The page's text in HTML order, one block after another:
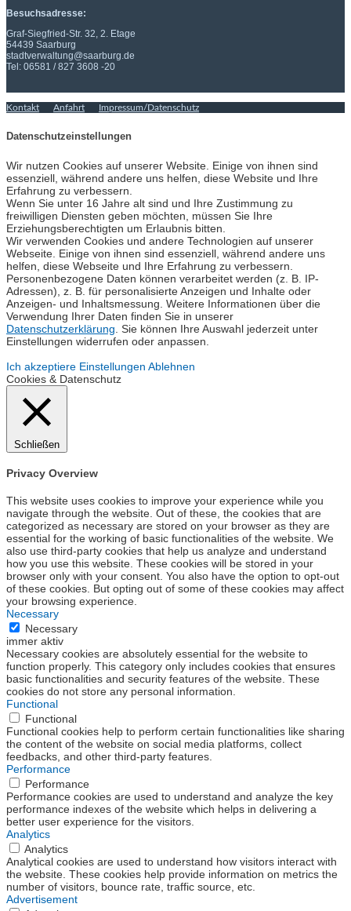
Besuchsadresse:
Graf-Siegfried-Str. 32, 2. Etage
54439 Saarburg
stadtverwaltung@saarburg.de
Tel: 06581 / 827 3608 -20
Kontakt Anfahrt Impressum/Datenschutz
Datenschutzeinstellungen
Wir nutzen Cookies auf unserer Website. Einige von ihnen sind
essenziell, während andere uns helfen, diese Website und Ihre
Erfahrung zu verbessern.
Wenn Sie unter 16 Jahre alt sind und Ihre Zustimmung zu
freiwilligen Diensten geben möchten, müssen Sie Ihre
Erziehungsberechtigten um Erlaubnis bitten.
Wir verwenden Cookies und andere Technologien auf unserer
Webseite. Einige von ihnen sind essenziell, während andere uns
helfen, diese Webseite und Ihre Erfahrung zu verbessern.
Personenbezogene Daten können verarbeitet werden (z. B. IP-
Adressen), z. B. für personalisierte Anzeigen und Inhalte oder
Anzeigen- und Inhaltsmessung. Weitere Informationen über die
Verwendung Ihrer Daten finden Sie in unserer
Datenschutzerklärung . Sie können Ihre Auswahl jederzeit unter
Einstellungen widerrufen oder anpassen.
Ich akzeptiere Einstellungen Ablehnen
Cookies & Datenschutz
Schließen
Privacy Overview
This website uses cookies to improve your experience while you
navigate through the website. Out of these, the cookies that are
categorized as necessary are stored on your browser as they are
essential for the working of basic functionalities of the website. We
also use third-party cookies that help us analyze and understand
how you use this website. These cookies will be stored in your
browser only with your consent. You also have the option to opt-out
of these cookies. But opting out of some of these cookies may affect
your browsing experience.
Necessary
Necessary
immer aktiv
Necessary cookies are absolutely essential for the website to
function properly. This category only includes cookies that ensures
basic functionalities and security features of the website. These
cookies do not store any personal information.
Functional
Functional
Functional cookies help to perform certain functionalities like sharing
the content of the website on social media platforms, collect
feedbacks, and other third-party features.
Performance
Performance
Performance cookies are used to understand and analyze the key
performance indexes of the website which helps in delivering a
better user experience for the visitors.
Analytics
Analytics
Analytical cookies are used to understand how visitors interact with
the website. These cookies help provide information on metrics the
number of visitors, bounce rate, traffic source, etc.
Advertisement